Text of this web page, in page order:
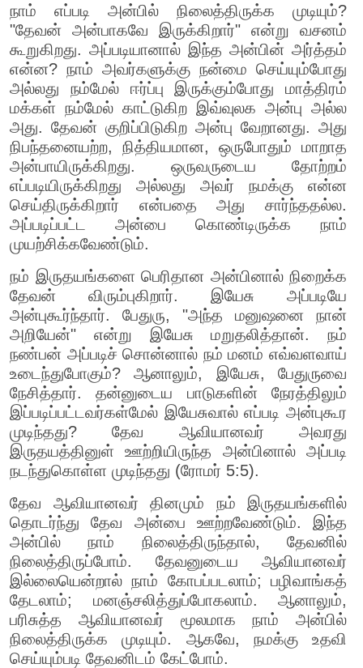
நாம் எப்படி அன்பில் நிலைத்திருக்க முடியும்?
"தேவன் அன்பாகவே இருக்கிறார்" என்று வசனம்
கூறுகிறது. அப்படியானால் இந்த அன்பின் அர்த்தம்
என்ன? நாம் அவர்களுக்கு நன்மை செய்யும்போது
அல்லது நம்மேல் ஈர்ப்பு இருக்கும்போது மாத்திரம்
மக்கள் நம்மேல் காட்டுகிற இவ்வுலக அன்பு அல்ல
அது. தேவன் குறிப்பிடுகிற அன்பு வேறானது. அது
நிபந்தனையற்ற, நித்தியமான, ஒருபோதும் மாறாத
அன்பாயிருக்கிறது. ஒருவருடைய தோற்றம்
எப்படியிருக்கிறது அல்லது அவர் நமக்கு என்ன
செய்திருக்கிறார் என்பதை அது சார்ந்ததல்ல.
அப்படிப்பட்ட அன்பை கொண்டிருக்க நாம்
முயற்சிக்கவேண்டும்.
நம் இருதயங்களை பெரிதான அன்பினால் நிறைக்க
தேவன் விரும்புகிறார். இயேசு அப்படியே
அன்புகூர்ந்தார். பேதுரு, "அந்த மனுஷனை நான்
அறியேன்" என்று இயேசு மறுதலித்தான். நம்
நண்பன் அப்படிச் சொன்னால் நம் மனம் எவ்வளவாய்
உடைந்துபோகும்? ஆனாலும், இயேசு, பேதுருவை
நேசித்தார். தன்னுடைய பாடுகளின் நேரத்திலும்
இப்படிப்பட்டவர்கள்மேல் இயேசுவால் எப்படி அன்புகூர
முடிந்தது? தேவ ஆவியானவர் அவரது
இருதயத்தினுள் ஊற்றியிருந்த அன்பினால் அப்படி
நடந்துகொள்ள முடிந்தது (ரோமர் 5:5).
தேவ ஆவியானவர் தினமும் நம் இருதயங்களில்
தொடர்ந்து தேவ அன்பை ஊற்றவேண்டும். இந்த
அன்பில் நாம் நிலைத்திருந்தால், தேவனில்
நிலைத்திருப்போம். தேவனுடைய ஆவியானவர்
இல்லையென்றால் நாம் கோபப்படலாம்; பழிவாங்கத்
தேடலாம்; மனஞ்சலித்துப்போகலாம். ஆனாலும்,
பரிசுத்த ஆவியானவர் மூலமாக நாம் அன்பில்
நிலைத்திருக்க முடியும். ஆகவே, நமக்கு உதவி
செய்யும்படி தேவனிடம் கேட்போம்.